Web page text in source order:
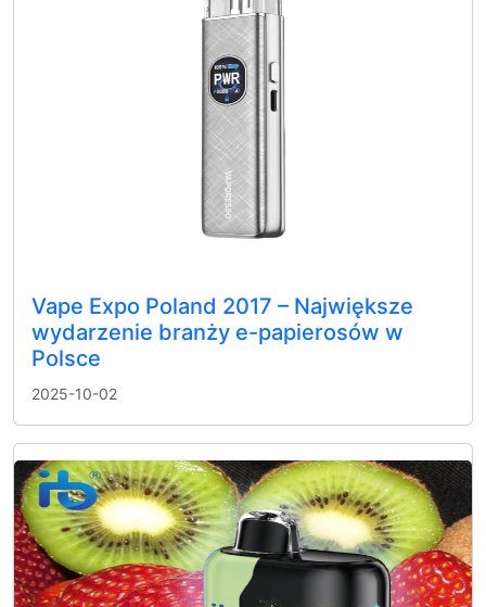
Vape Expo Poland 2017 – Największe
wydarzenie branży e-papierosów w
Polsce
2025-10-02